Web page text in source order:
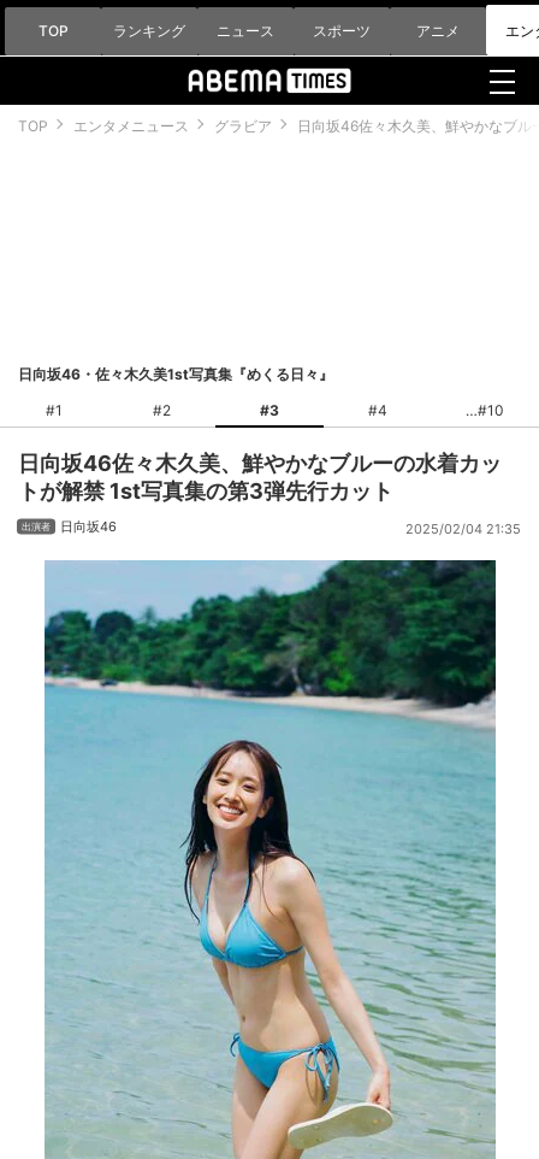
TOP ランキング ニュース スポーツ アニメ エン
TOP エンタメニュース グラビア 日向坂46佐々木久美、鮮やかなブ
日向坂46・佐々木久美1st写真集『めくる日々』
#1
#2 #3 #4 #10
日向坂46佐々木久美、鮮やかなブルーの水着カッ
トが解禁 1st写真集の第3弾先行カット
日向坂46 2025/02/04 21:35